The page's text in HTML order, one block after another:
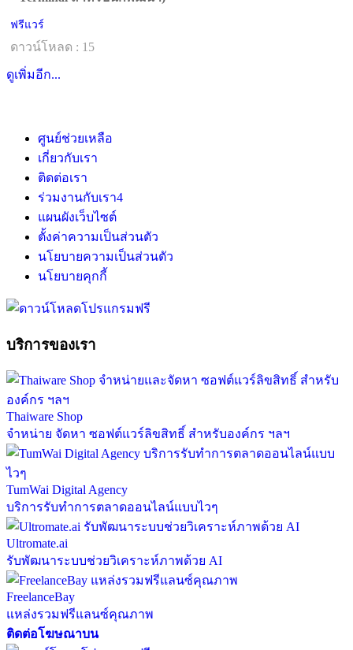
ฟรีแวร์
ดาวน์โหลด : 15
ดูเพิ่มอีก...
ศูนย์ช่วยเหลือ
เกี่ยวกับเรา
ติดต่อเรา
ร่วมงานกับเรา4
แผนผังเว็บไซต์
ตั้งค่าความเป็นส่วนตัว
นโยบายความเป็นส่วนตัว
นโยบายคุกกี้
บริการของเรา
Thaiware Shop
จำหน่าย จัดหา ซอฟต์แวร์ลิขสิทธิ์ สำหรับองค์กร ฯลฯ
TumWai Digital Agency
บริการรับทำการตลาดออนไลน์แบบไวๆ
Ultromate.ai
รับพัฒนาระบบช่วยวิเคราะห์ภาพด้วย AI
FreelanceBay
แหล่งรวมฟรีแลนซ์คุณภาพ
ติดต่อโฆษณาบน